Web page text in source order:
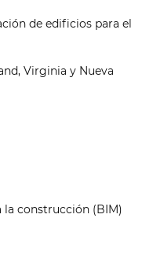
de edificios para el
Virginia y Nueva
construcción (BIM)